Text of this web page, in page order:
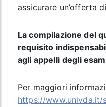
assicurare un’offerta
La compilazione del
requisito
agli appelli degli
Per maggiori
https://